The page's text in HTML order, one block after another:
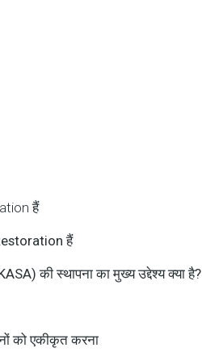
हैं
हैं
की स्थापना का मुख्य उद्देश्य क्या है?
को एकीकृत करना